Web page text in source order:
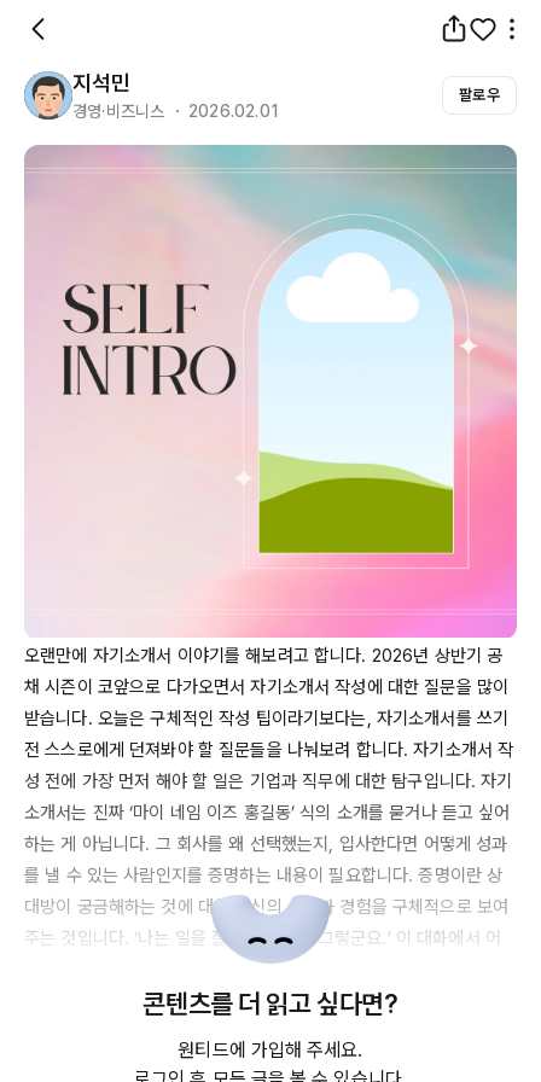
지석민
경영·비즈니스 ・ 2026.02.01
팔로우
오랜만에 자기소개서 이야기를 해보려고 합니다. 2026년 상반기 공
채 시즌이 코앞으로 다가오면서 자기소개서 작성에 대한 질문을 많이
받습니다. 오늘은 구체적인 작성 팁이라기보다는, 자기소개서를 쓰기
전 스스로에게 던져봐야 할 질문들을 나눠보려 합니다. 자기소개서 작
성 전에 가장 먼저 해야 할 일은 기업과 직무에 대한 탐구입니다. 자기
소개서는 진짜 ‘마이 네임 이즈 홍길동’ 식의 소개를 묻거나 듣고 싶어
하는 게 아닙니다. 그 회사를 왜 선택했는지, 입사한다면 어떻게 성과
를 낼 수 있는 사람인지를 증명하는 내용이 필요합니다. 증명이란 상
대방이 궁금해하는 것에 대해 자신의 생각과 경험을 구체적으로 보여
주는 것입니다. ‘나는 일을 잘합니다.’ ‘네, 그렇군요.’ 이 대화에서 어
떤 뉘앙스가 느껴지시나요? 일을 잘한다면 성과가 좋았던 사례를 구
체적으로 설명해야 하고, 그 사례가 지원하는 회사에서 하는 일과 일
콘텐츠를 더 읽고 싶다면?
원티드에 가입해 주세요.